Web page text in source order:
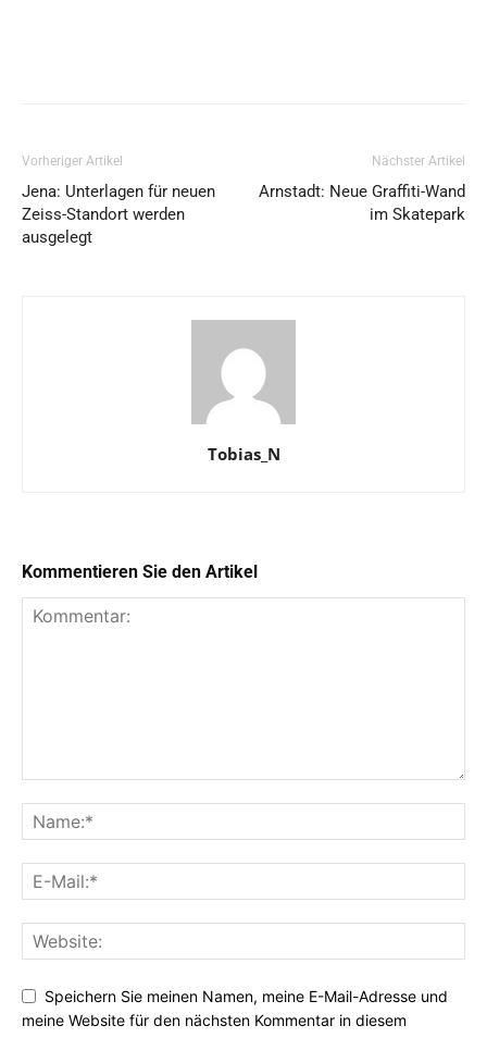
Vorheriger Artikel
Jena: Unterlagen für neuen
Zeiss-Standort werden
ausgelegt
Nächster Artikel
Arnstadt: Neue Graffiti-Wand
im Skatepark
Tobias_N
Kommentieren Sie den Artikel
Speichern Sie meinen Namen, meine E-Mail-Adresse und
meine Website für den nächsten Kommentar in diesem